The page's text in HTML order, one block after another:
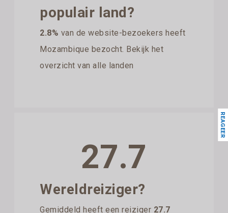
populair land?
2.8% van de website-bezoekers heeft
Mozambique bezocht. Bekijk het
overzicht van alle landen
27.7
Wereldreiziger?
Gemiddeld heeft een reiziger 27.7
REAGEER